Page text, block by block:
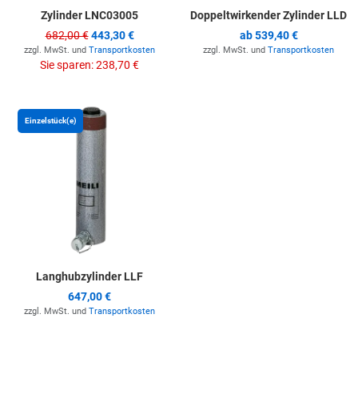
Zylinder LNC03005
682,00 € 443,30 €
zzgl. MwSt. und Transportkosten
Sie sparen:238,70 €
Doppeltwirkender Zylinder LLD
ab539,40 €
zzgl. MwSt. und Transportkosten
Einzelstück(e)
Langhubzylinder LLF
647,00 €
zzgl. MwSt. und Transportkosten